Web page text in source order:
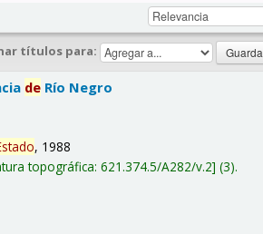
títulos para:
de Río Negro
, 1988
topográfica:621.374.5/A282/v.2 (3).